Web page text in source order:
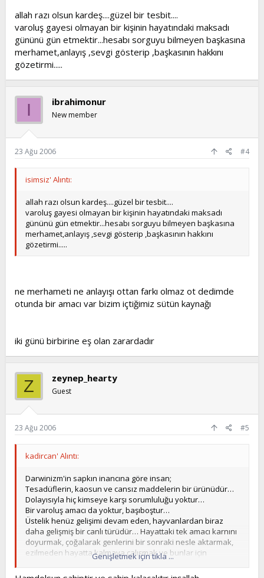
acımasız, bencil, kolayca adam öldürebilen, çıkarcı, sanat,
estetik gibi insan ruhuna hoş gelen güzelliklerden zevk
alamayan toplumlar oluşturmuşlardır. Bu nedenle bu
insanların yüzlerinde donuk, anlamsız, insaniyetsiz,
karamsar ve karanlık ifadeler vardır.
İşte bu özellikler bu toplumların manevi ölümlerinin
tablosudur.
estetiğin, huzurun ve güvenin hakim olması için, insanları
manevi ölüme sürükleyen Darwinist–materyalist eğitimin
kaldırılması, gençlere bilimsel gerçeklerin anlatılması şarttır.
Türk milleti sahip olduğu yüksek manevi değerler ile bu
kurtaracak manevi güce sahiptir.
Daha geniş bilgi için
allah razı olsun kardeş....güzel bir tesbit....
varoluş gayesi olmayan bir kişinin hayatındaki maksadı
gününü gün etmektir...hesabı sorguyu bilmeyen başkasına
merhamet,anlayış ,sevgi gösterip ,başkasının hakkını
gözetirmi.....
I ibrahimonur
New member
23 Ağu 2006 #4
isimsiz' Alıntı:
allah razı olsun kardeş....güzel bir tesbit....
varoluş gayesi olmayan bir kişinin hayatındaki maksadı
gününü gün etmektir...hesabı sorguyu bilmeyen başkasına
merhamet,anlayış ,sevgi gösterip ,başkasının hakkını
gözetirmi.....
ne merhameti ne anlayışı ottan farkı olmaz ot dedimde
otunda bir amacı var bizim içtiğimiz sütün kaynağı
iki günü birbirine eş olan zarardadır
Z zeynep_hearty
Guest
23 Ağu 2006 #5
kadircan' Alıntı:
Darwinizm'in sapkın inancına göre insan;
Tesadüflerin, kaosun ve cansız maddelerin bir ürünüdür…
Dolayısıyla hiç kimseye karşı sorumluluğu yoktur…
Bir varoluş amacı da yoktur, başıboştur…
Üstelik henüz gelişimi devam eden, hayvanlardan biraz
daha gelişmiş bir canlı türüdür… Hayattaki tek amacı karnını
doyurmak, çoğalarak genlerini bir sonraki nesle aktarmak,
ezilmeden hayatta kalmaya çalışmak ve bunlar için
Darwinizm'in bu tarifine göre yetiştirilen insanlar dinsiz,
Genişletmek için tıkla ...